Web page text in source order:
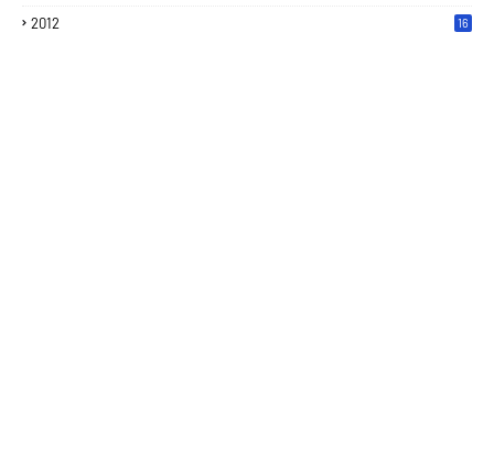
2012 16